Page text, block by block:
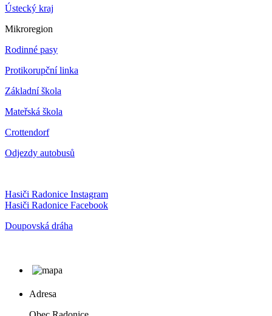
Ústecký kraj
Mikroregion
Rodinné pasy
Protikorupční linka
Základní škola
Mateřská škola
Crottendorf
Odjezdy autobusů
Hasiči Radonice Instagram
Hasiči Radonice Facebook
Doupovská dráha
Adresa